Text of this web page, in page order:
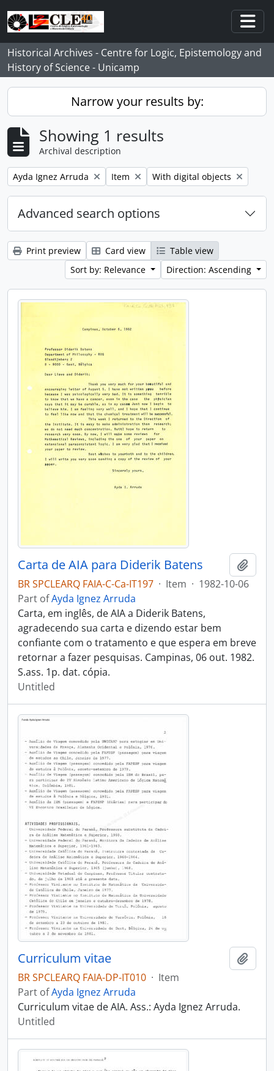
Skip to main content
Historical Archives - Centre for Logic, Epistemology and
History of Science - Unicamp
Narrow your results by:
Showing 1 results
Archival description
Remove filter:
Ayda Ignez Arruda Remove filter:
Item Remove filter:
With digital objects
Advanced search options
Print preview Card view
Table view
Sort by: Relevance
Direction: Ascending
Carta de AIA para Diderik Batens
BR SPCLEARQ FAIA-C-Ca-IT197 · Item · 1982-10-06
Part ofAyda Ignez Arruda
Carta, em inglês, de AIA a Diderik Batens,
agradecendo sua carta e dizendo estar bem
confiante com o tratamento e que espera em breve
retornar a fazer pesquisas. Campinas, 06 out. 1982.
S.ass. 1p. dat. cópia.
Untitled
Curriculum vitae
BR SPCLEARQ FAIA-DP-IT010 · Item
Part ofAyda Ignez Arruda
Curriculum vitae de AIA. Ass.: Ayda Ignez Arruda.
Untitled